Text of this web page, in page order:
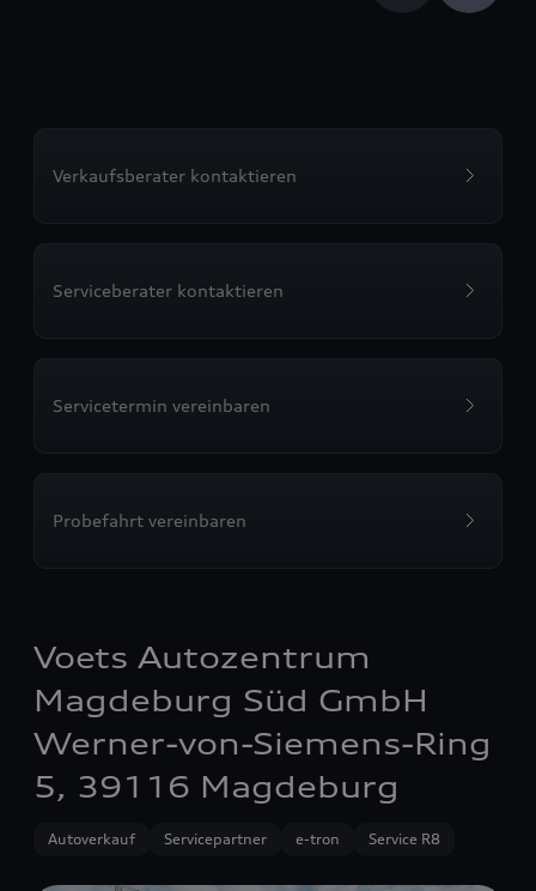
Verkaufsberater kontaktieren
Serviceberater kontaktieren
Servicetermin vereinbaren
Probefahrt vereinbaren
Voets Autozentrum
Magdeburg Süd GmbH
Werner-von-Siemens-Ring
5, 39116 Magdeburg
Autoverkauf Servicepartner e-tron Service R8